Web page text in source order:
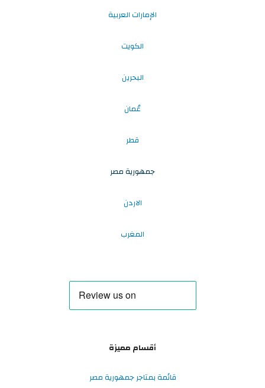
الإمارات العربية
الكويت
البحرين
عُمان
قطر
جمهورية مصر
الاردن
المغرب
أقسام مميزة
قائمة بمتاجر جمهورية مصر